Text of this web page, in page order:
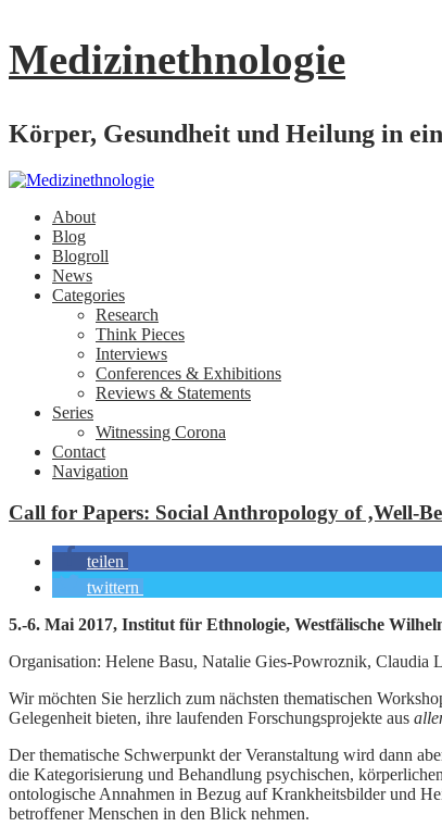
Medizinethnologie
Körper, Gesundheit und Heilung in
About
Blog
Blogroll
News
Categories
Research
Think Pieces
Interviews
Conferences & Exhibitions
Reviews & Statements
Series
Witnessing Corona
Contact
Navigation
Call for Papers: Social Anthropology of ‚Well-
teilen
twittern
5.-6. Mai 2017, Institut für Ethnologie, Westfälische
Organisation: Helene Basu, Natalie Gies-Powroznik, Claudia
Wir möchten Sie herzlich zum nächsten thematischen
Gelegenheit bieten, ihre laufenden Forschungsprojekte aus
Der thematische Schwerpunkt der Veranstaltung wird dann
die Kategorisierung und Behandlung psychischen,
ontologische Annahmen in Bezug auf Krankheitsbilder und
betroffener Menschen in den Blick nehmen.